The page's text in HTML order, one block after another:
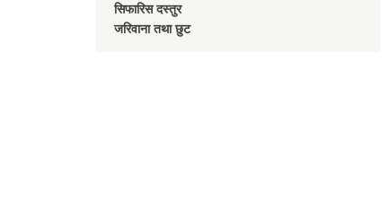
सिफारिस दस्तुर
जरिवाना तथा छुट